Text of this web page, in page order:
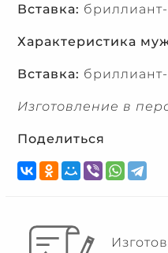
Вставка: бриллиант-
Характеристика
Вставка:
Изготовление в
Поделиться